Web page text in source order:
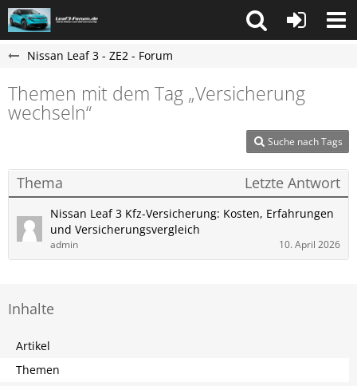
Nissan Leaf 3 - ZE2 - Forum
Themen mit dem Tag „Versicherung
wechseln“
Suche nach Tags
Thema Letzte Antwort
Nissan Leaf 3 Kfz-Versicherung: Kosten, Erfahrungen
und Versicherungsvergleich
admin 10. April 2026
Inhalte
Artikel
Themen